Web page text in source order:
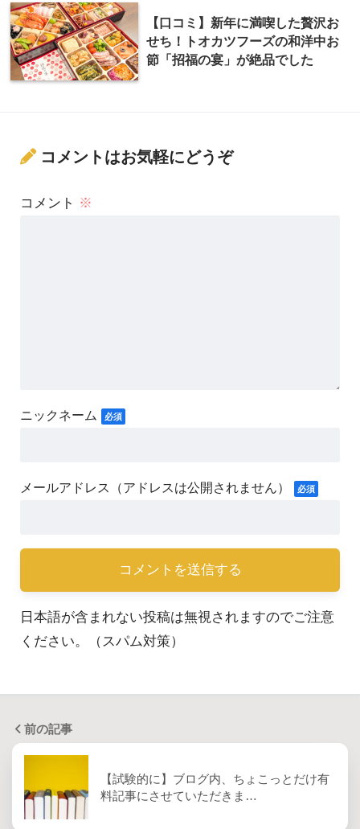
【口コミ】新年に満喫した贅沢お
せち！トオカツフーズの和洋中お
節「招福の宴」が絶品でした
コメントはお気軽にどうぞ
コメント ※
日本語が含まれない投稿は無視されますのでご注意
ください。（スパム対策）
前の記事
【試験的に】ブログ内、ちょこっとだけ有
料記事にさせていただきま…